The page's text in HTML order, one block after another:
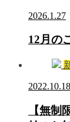
2026.1.27
12月の
2022.10.18
【無